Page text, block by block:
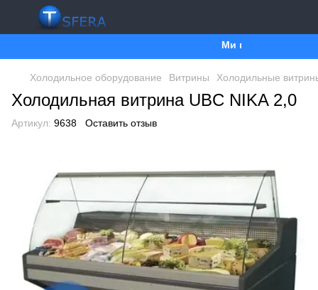
Ми працюємо. Все
Холодильное оборудование Витрины Холодильные
Холодильная витрина UBC NIKA 2,0
Артикул: 9638 Оставить отзыв